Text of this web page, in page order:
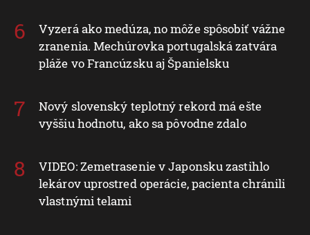
Vyzerá ako medúza, no môže spôsobiť vážne
zranenia. Mechúrovka portugalská zatvára
pláže vo Francúzsku aj Španielsku
Nový slovenský teplotný rekord má ešte
vyššiu hodnotu, ako sa pôvodne zdalo
VIDEO: Zemetrasenie v Japonsku zastihlo
lekárov uprostred operácie, pacienta chránili
vlastnými telami